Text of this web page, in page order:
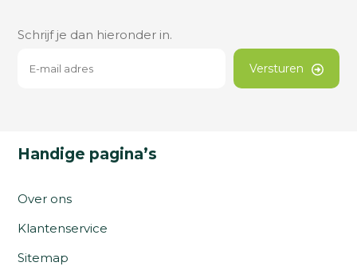
Schrijf je dan hieronder in.
Versturen
Handige pagina’s
Over ons
Klantenservice
Sitemap